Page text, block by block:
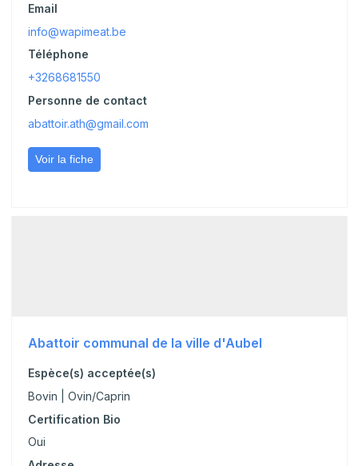
Email
info@wapimeat.be
Téléphone
+3268681550
Personne de contact
abattoir.ath@gmail.com
Voir la fiche
Abattoir communal de la ville d'Aubel
Espèce(s) acceptée(s)
Bovin | Ovin/Caprin
Certification Bio
Oui